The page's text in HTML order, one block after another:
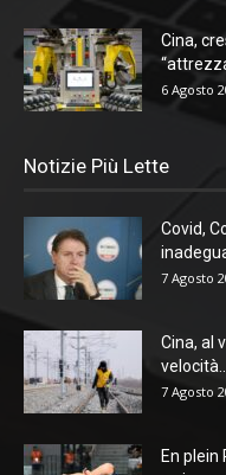
Cina,
6 Agosto
Notizie Più Lette
Covid,
7 Agosto
Cina, al
velocità...
7 Agosto
En plein